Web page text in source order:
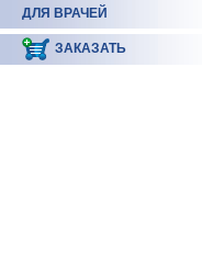
ДЛЯ ВРАЧЕЙ
ЗАКАЗАТЬ